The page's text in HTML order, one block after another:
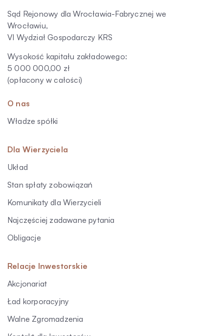
Sąd Rejonowy dla Wrocławia-Fabrycznej we
Wrocławiu,
VI Wydział Gospodarczy KRS
Wysokość kapitału zakładowego:
5 000 000,00 zł
(opłacony w całości)
O nas
Władze spółki
Dla Wierzyciela
Układ
Stan spłaty zobowiązań
Komunikaty dla Wierzycieli
Najczęściej zadawane pytania
Obligacje
Relacje Inwestorskie
Akcjonariat
Ład korporacyjny
Walne Zgromadzenia